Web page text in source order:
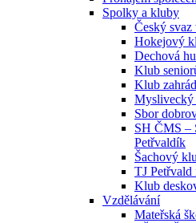
Spolky a kluby
Český svaz
Hokejový
Dechová
Klub
Klub
Myslivecký
Sbor
SH ČMS –
Petřvaldík
Šachový
TJ Petřvald
Klub
Vzdělávání
Mateřská